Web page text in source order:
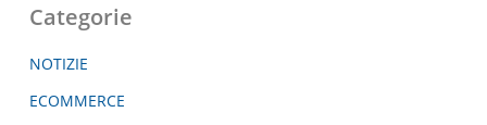
Categorie
NOTIZIE
ECOMMERCE